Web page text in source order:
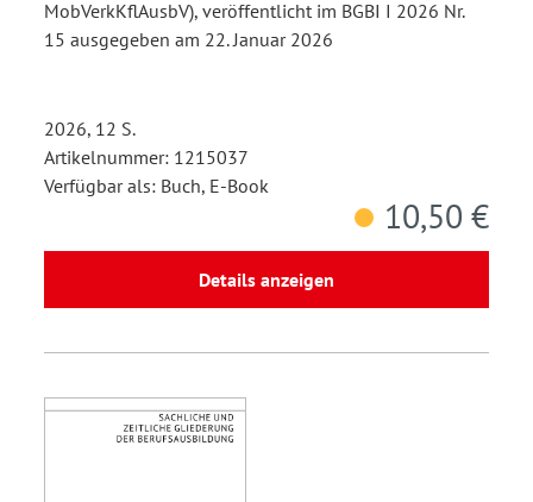
MobVerkKflAusbV), veröffentlicht im BGBI I 2026 Nr.
15 ausgegeben am 22. Januar 2026
2026, 12 S.
Artikelnummer: 1215037
Verfügbar als: Buch, E-Book
10,50 €
Details anzeigen